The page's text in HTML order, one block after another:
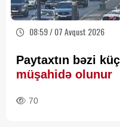
08:59 / 07 Avqust 2026
Paytaxtın bəzi
müşahidə olunur
70